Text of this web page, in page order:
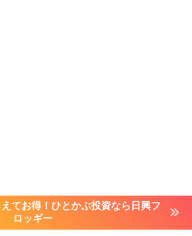
てお得！ひとかぶ投資なら日興フ
ロッギー